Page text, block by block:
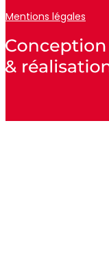
Mentions légales